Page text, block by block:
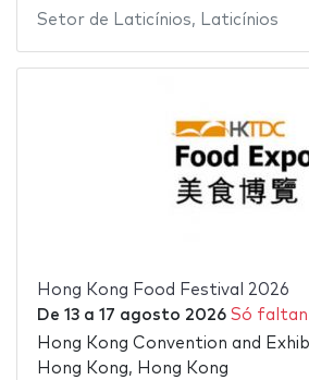
Setor de Laticínios, Laticínios
Hong Kong Food Festival 2026
De 13a 17 agosto 2026 Só faltan
Hong Kong Convention and
Hong Kong, Hong Kong